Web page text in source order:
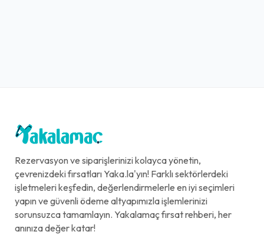
Rezervasyon ve siparişlerinizi kolayca yönetin,
çevrenizdeki fırsatları Yaka.la'yın! Farklı sektörlerdeki
işletmeleri keşfedin, değerlendirmelerle en iyi seçimleri
yapın ve güvenli ödeme altyapımızla işlemlerinizi
sorunsuzca tamamlayın. Yakalamaç fırsat rehberi, her
anınıza değer katar!